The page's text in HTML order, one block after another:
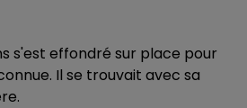
s'est effondré sur place pour
Il se trouvait avec sa